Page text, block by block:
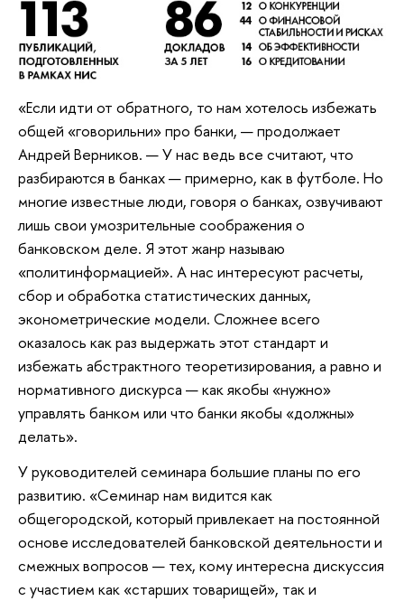
«Если идти от обратного, то нам хотелось избежать
общей «говорильни» про банки, — продолжает
Андрей Верников. — У нас ведь все считают, что
разбираются в банках — примерно, как в футболе. Но
многие известные люди, говоря о банках, озвучивают
лишь свои умозрительные соображения о
банковском деле. Я этот жанр называю
«политинформацией». А нас интересуют расчеты,
сбор и обработка статистических данных,
эконометрические модели. Сложнее всего
оказалось как раз выдержать этот стандарт и
избежать абстрактного теоретизирования, а равно и
нормативного дискурса — как якобы «нужно»
управлять банком или что банки якобы «должны»
делать».
У руководителей семинара большие планы по его
развитию. «Семинар нам видится как
общегородской, который привлекает на постоянной
основе исследователей банковской деятельности и
смежных вопросов — тех, кому интересна дискуссия
с участием как «старших товарищей», так и